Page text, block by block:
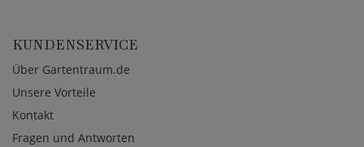
KUNDENSERVICE
Über Gartentraum.de
Unsere Vorteile
Kontakt
Fragen und Antworten